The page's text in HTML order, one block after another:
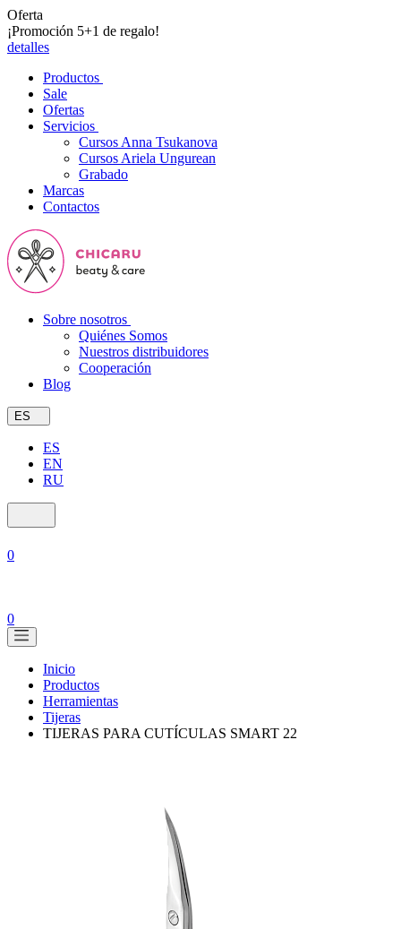
Oferta
¡Promoción 5+1 de regalo!
detalles
Productos
Sale
Ofertas
Servicios
Cursos Anna Tsukanova
Cursos Ariela Ungurean
Grabado
Marcas
Contactos
Sobre nosotros
Quiénes Somos
Nuestros distribuidores
Cooperación
Blog
ES
ES
EN
RU
0
0
Inicio
Productos
Herramientas
Tijeras
TIJERAS PARA CUTÍCULAS SMART 22